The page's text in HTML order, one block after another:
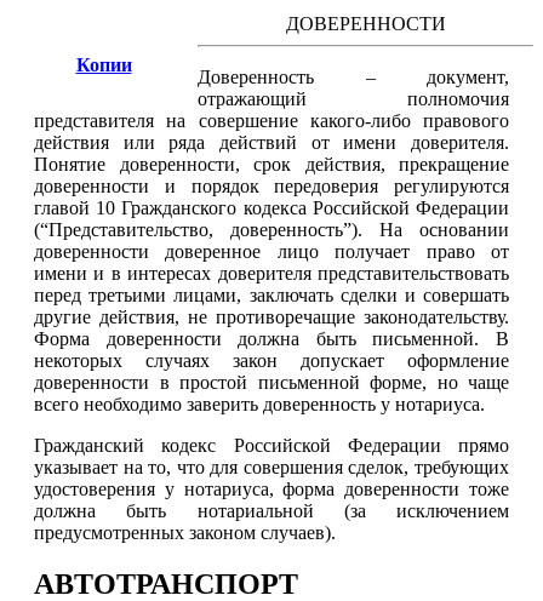
Копии
ДОВЕРЕННОСТИ
Доверенность – документ,
отражающий полномочия
представителя на совершение какого-либо правового
действия или ряда действий от имени доверителя.
Понятие доверенности, срок действия, прекращение
доверенности и порядок передоверия регулируются
главой 10 Гражданского кодекса Российской Федерации
(“Представительство, доверенность”). На основании
доверенности доверенное лицо получает право от
имени и в интересах доверителя представительствовать
перед третьими лицами, заключать сделки и совершать
другие действия, не противоречащие законодательству.
Форма доверенности должна быть письменной. В
некоторых случаях закон допускает оформление
доверенности в простой письменной форме, но чаще
всего необходимо заверить доверенность у нотариуса.
Гражданский кодекс Российской Федерации прямо
указывает на то, что для совершения сделок, требующих
удостоверения у нотариуса, форма доверенности тоже
должна быть нотариальной (за исключением
предусмотренных законом случаев).
АВТОТРАНСПОРТ